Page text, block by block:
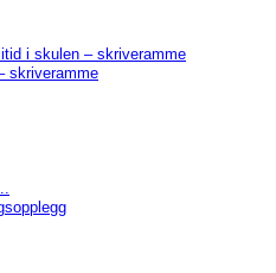
i skulen – skriveramme
skriveramme